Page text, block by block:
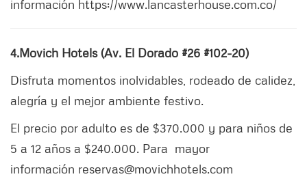
información https://www.lancasterhouse.com.co/
4.Movich Hotels (Av. El Dorado #26 #102-20)
Disfruta momentos inolvidables, rodeado de calidez,
alegría y el mejor ambiente festivo.
El precio por adulto es de $370.000 y para niños de
5 a 12 años a $240.000. Para mayor
información reservas@movichhotels.com